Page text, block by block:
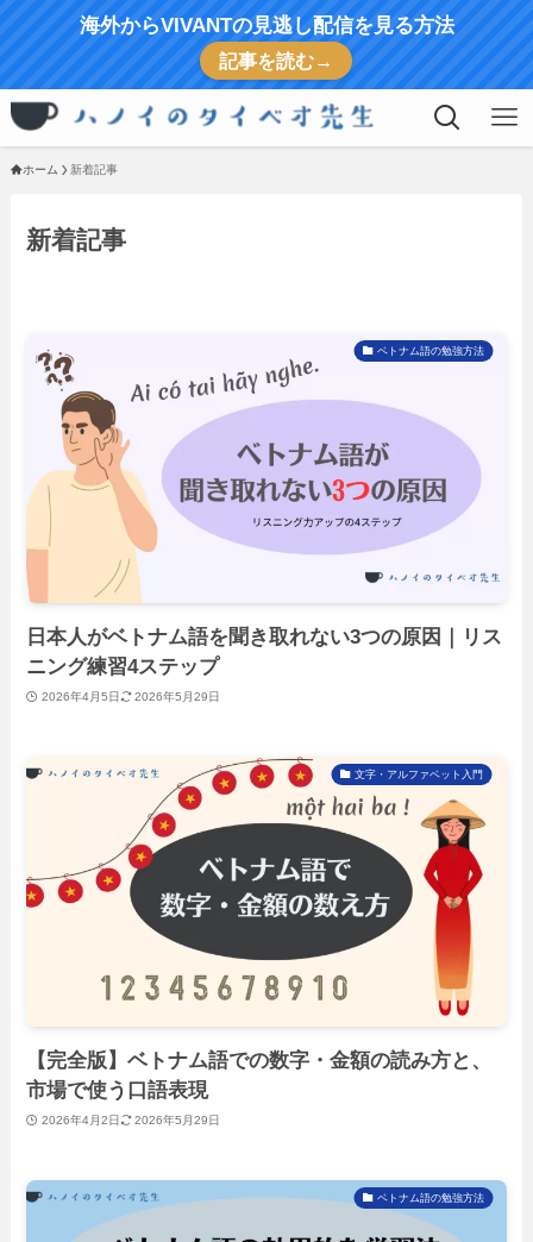
海外からVIVANTの見逃し配信を見る方法
記事を読む→
ホーム 新着記事
新着記事
ベトナム語の勉強方法
日本人がベトナム語を聞き取れない3つの原因｜リス
ニング練習4ステップ
2026年4月5日 2026年5月29日
文字・アルファベット入門
【完全版】ベトナム語での数字・金額の読み方と、
市場で使う口語表現
2026年4月2日 2026年5月29日
ベトナム語の勉強方法